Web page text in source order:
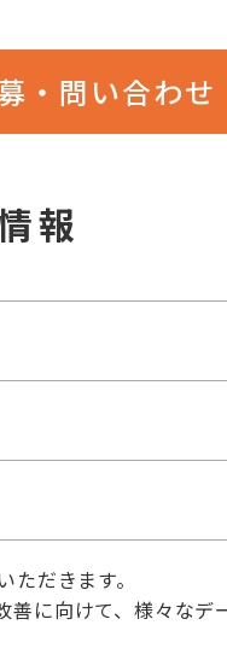
・問い合わせ
報
だきます。
に向けて、様々なデ